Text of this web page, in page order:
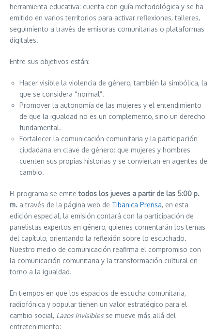
herramienta educativa: cuenta con guía metodológica y se ha
emitido en varios territorios para activar reflexiones, talleres,
seguimiento a través de emisoras comunitarias o plataformas
digitales.
Entre sus objetivos están:
Hacer visible la violencia de género, también la simbólica, la
que se considera “normal”.
Promover la autonomía de las mujeres y el entendimiento
de que la igualdad no es un complemento, sino un derecho
fundamental.
Fortalecer la comunicación comunitaria y la participación
ciudadana en clave de género: que mujeres y hombres
cuenten sus propias historias y se conviertan en agentes de
cambio.
El programa se emitetodos los jueves a partir de las 5:00 p.
m. a través de la página web de Tibanica Prensa, en esta
edición especial, la emisión contará con la participación de
panelistas expertos en género, quienes comentarán los temas
del capítulo, orientando la reflexión sobre lo escuchado.
Nuestro medio de comunicación reafirma el compromiso con
la comunicación comunitaria y la transformación cultural en
torno a la igualdad.
En tiempos en que los espacios de escucha comunitaria,
radiofónica y popular tienen un valor estratégico para el
cambio social, Lazos Invisibles se mueve más allá del
entretenimiento: